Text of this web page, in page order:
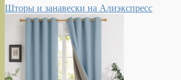
Шторы и занавески на Алиэкспресс